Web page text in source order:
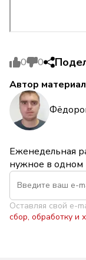
0 0
Автор
Еженедельная
нужное в одном
Оставляя свой e-
сбор, обработку и